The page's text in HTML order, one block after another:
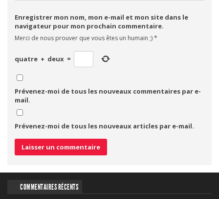
Enregistrer mon nom, mon e-mail et mon site dans le
navigateur pour mon prochain commentaire.
Merci de nous prouver que vous êtes un humain ;)*
quatre + deux =
Prévenez-moi de tous les nouveaux commentaires par e-
mail.
Prévenez-moi de tous les nouveaux articles par e-mail.
COMMENTAIRES RÉCENTS